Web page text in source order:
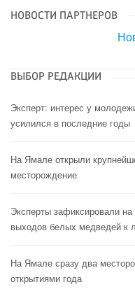
НОВОСТИ ПАРТНЕРОВ
ВЫБОР РЕДАКЦИИ
Эксперт: интерес у
усилился в последние годы
На Ямале открыли
месторождение
Эксперты зафиксировали
выходов белых медведей к
На Ямале сразу два
открытиями года